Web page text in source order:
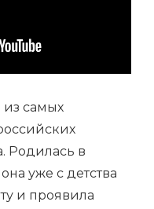
из самых
Родилась в
уже с детства
и проявила